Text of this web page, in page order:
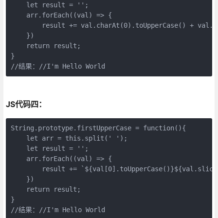
    let result = '';
    arr.forEach((val) => {
result += val.charAt(0).toUpperCase() +
    })
    return result;
}
//结果：//I'm Hello World
JS代码四：
String.prototype.firstUpperCase = function(){
    let arr = this.split(' ');
    let result = '';
    arr.forEach((val) => {
result +=
    })
    return result;
}
//结果：//I'm Hello World